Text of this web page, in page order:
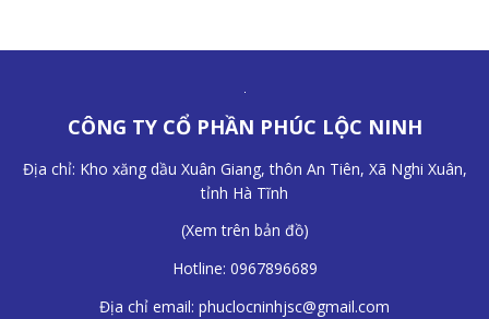
CÔNG TY CỔ PHẦN PHÚC LỘC NINH
Địa chỉ: Kho xăng dầu Xuân Giang, thôn An Tiên, Xã Nghi Xuân,
tỉnh Hà Tĩnh
(Xem trên bản đồ)
Hotline: 0967896689
Địa chỉ email: phuclocninhjsc@gmail.com